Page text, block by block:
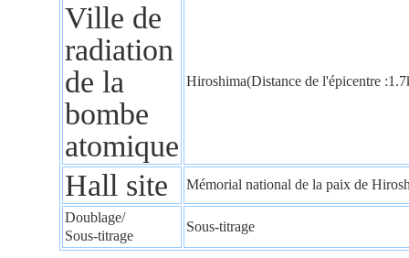
Ville de
radiation
de la
bombe
atomique
Hiroshima(Distance de l'épicentre
Hall site Mémorial national de la paix de
Doublage/
Sous-titrage
Sous-titrage